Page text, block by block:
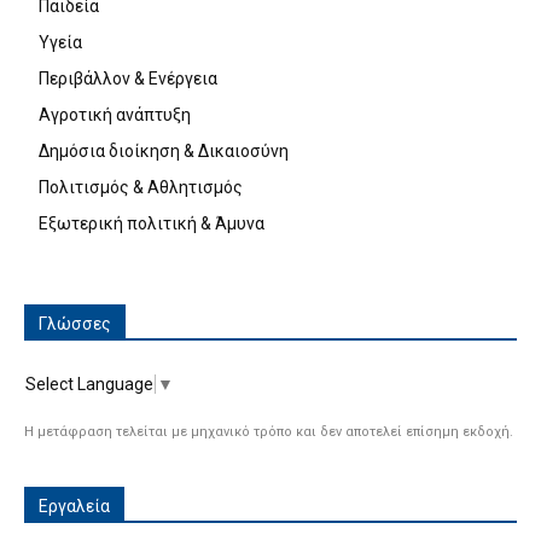
Παιδεία
Υγεία
Περιβάλλον & Ενέργεια
Αγροτική ανάπτυξη
Δημόσια διοίκηση & Δικαιοσύνη
Πολιτισμός & Αθλητισμός
Εξωτερική πολιτική & Άμυνα
Γλώσσες
Select Language ▼
Η μετάφραση τελείται με μηχανικό τρόπο και δεν αποτελεί επίσημη εκδοχή.
Εργαλεία